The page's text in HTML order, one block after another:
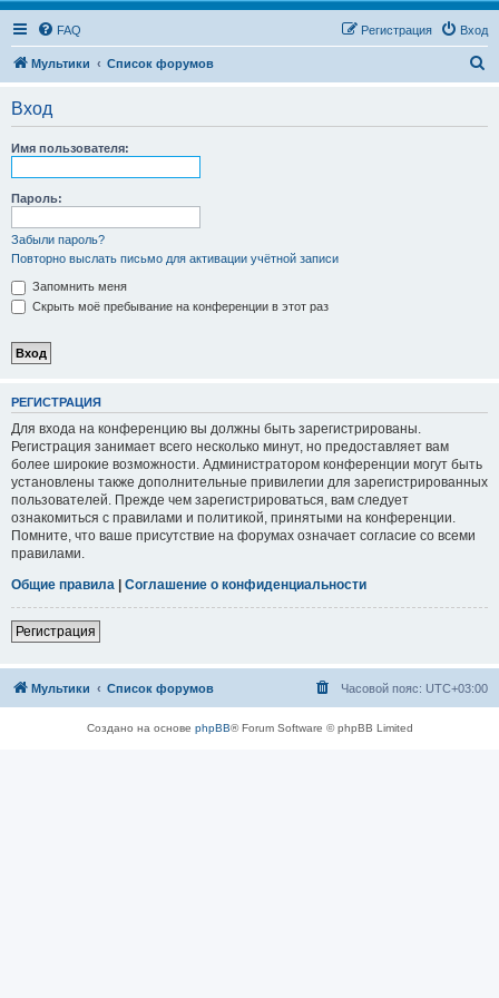
FAQ Вход
Регистрация
Мультики Список форумов
Вход
Имя пользователя:
Пароль:
Забыли пароль?
Повторно выслать письмо для активации учётной записи
Запомнить меня
Скрыть моё пребывание на конференции в этот раз
РЕГИСТРАЦИЯ
Для входа на конференцию вы должны быть зарегистрированы.
Регистрация занимает всего несколько минут, но предоставляет вам
более широкие возможности. Администратором конференции могут быть
установлены также дополнительные привилегии для зарегистрированных
пользователей. Прежде чем зарегистрироваться, вам следует
ознакомиться с правилами и политикой, принятыми на конференции.
Помните, что ваше присутствие на форумах означает согласие со всеми
правилами.
Общие правила | Соглашение о конфиденциальности
Регистрация
Мультики Список форумов Часовой пояс: UTC+03:00
Создано на основе phpBB® Forum Software © phpBB Limited